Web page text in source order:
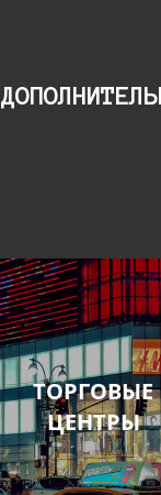
ТОРГОВЫЕ
ЦЕНТРЫ